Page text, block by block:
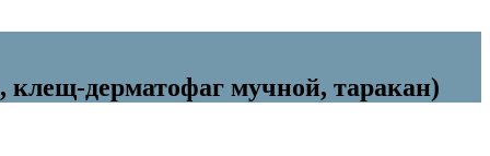
дерматофаг мучной, таракан)